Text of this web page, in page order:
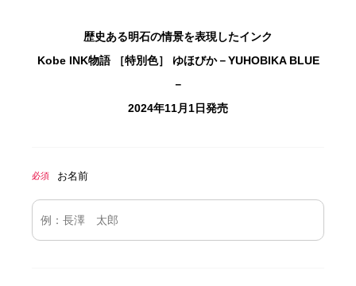
歴史ある明石の情景を表現したインク
Kobe INK物語 ［特別色］ ゆほびか－YUHOBIKA BLUE
－
2024年11月1日発売
必須 お名前